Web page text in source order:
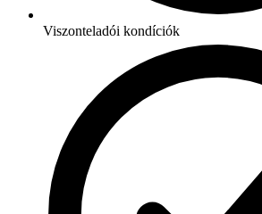
Viszonteladói kondíciók